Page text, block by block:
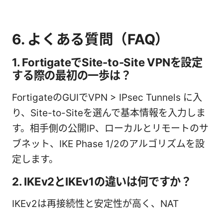
6. よくある質問（FAQ）
1. FortigateでSite-to-Site VPNを設定
する際の最初の一歩は？
FortigateのGUIでVPN > IPsec Tunnels に入
り、Site-to-Siteを選んで基本情報を入力しま
す。相手側の公開IP、ローカルとリモートのサ
ブネット、IKE Phase 1/2のアルゴリズムを設
定します。
2. IKEv2とIKEv1の違いは何ですか？
IKEv2は再接続性と安定性が高く、NAT